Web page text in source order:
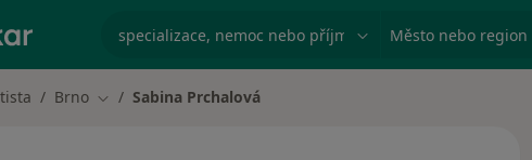
specializace, nemoc nebo příjmení Město nebo region
Brno Změna města
Sabina Prchalová